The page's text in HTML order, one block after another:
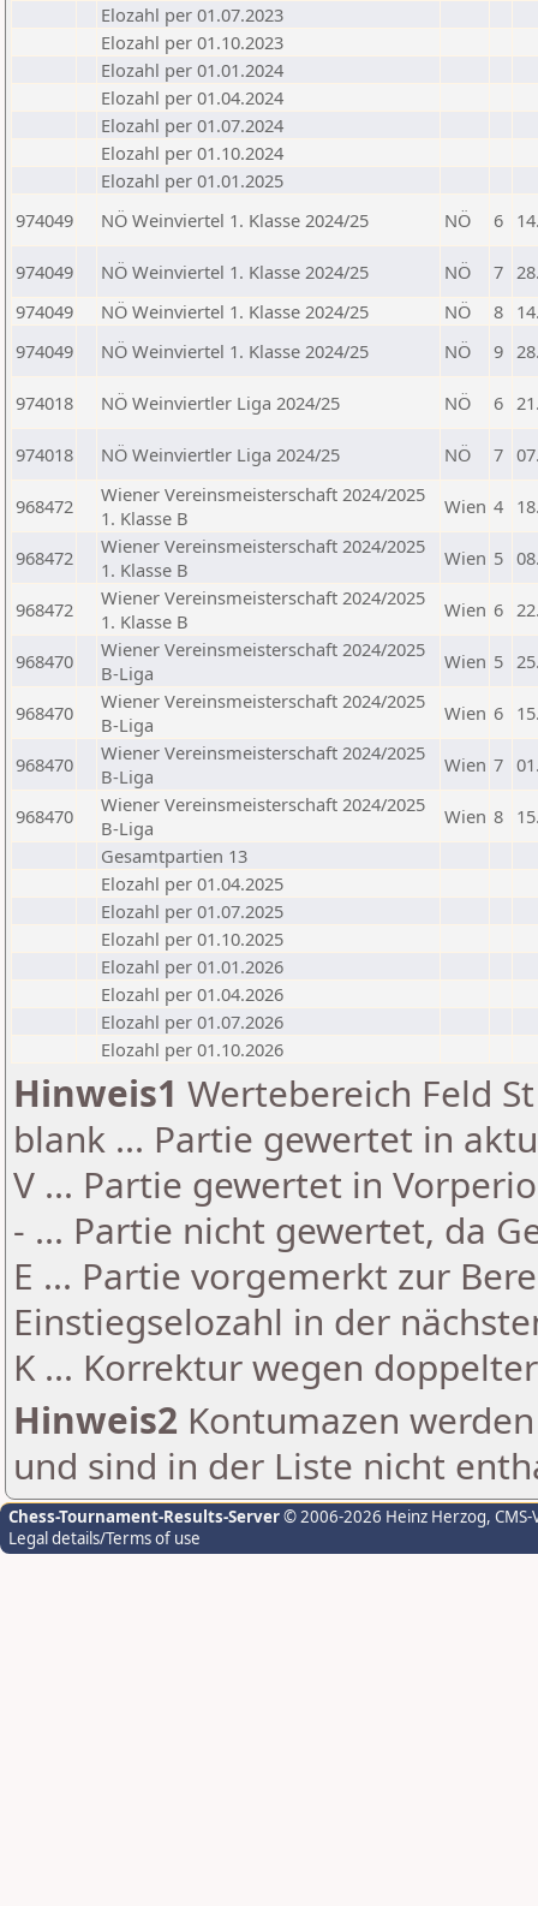
Elozahl per 01.07.2023
Elozahl per 01.10.2023
Elozahl per 01.01.2024
Elozahl per 01.04.2024
Elozahl per 01.07.2024
Elozahl per 01.10.2024
Elozahl per 01.01.2025
974049
NÖ Weinviertel 1. Klasse 2024/25 NÖ 6
974049 NÖ Weinviertel 1. Klasse 2024/25 NÖ 7
974049
NÖ Weinviertel 1. Klasse 2024/25 NÖ 8
974049
NÖ Weinviertel 1. Klasse 2024/25 NÖ 9
974018 NÖ Weinviertler Liga 2024/25 NÖ 6
974018 NÖ Weinviertler Liga 2024/25 NÖ 7
968472
Wiener Vereinsmeisterschaft 2024/2025
1. Klasse B
Wien 4
968472
Wiener Vereinsmeisterschaft 2024/2025
1. Klasse B
Wien 5
968472
Wiener Vereinsmeisterschaft 2024/2025
1. Klasse B
Wien 6
968470
Wiener Vereinsmeisterschaft 2024/2025
B-Liga
Wien 5
968470
Wiener Vereinsmeisterschaft 2024/2025
B-Liga
Wien 6
968470
Wiener Vereinsmeisterschaft 2024/2025
B-Liga
Wien 7
968470
Wiener Vereinsmeisterschaft 2024/2025
B-Liga
Wien 8
Gesamtpartien 13
Elozahl per 01.04.2025
Elozahl per 01.07.2025
Elozahl per 01.10.2025
Elozahl per 01.01.2026
Elozahl per 01.04.2026
Elozahl per 01.07.2026
Elozahl per 01.10.2026
Hinweis1 Wertebereich Feld
blank ... Partie gewertet in
V ... Partie gewertet in
- ... Partie nicht gewertet, da
E ... Partie vorgemerkt zur
Einstiegselozahl in der
K ... Korrektur wegen
Hinweis2 Kontumazen
und sind in der Liste nicht
Chess-Tournament-Results-Server© 2006-2026 Heinz Herzog,
Legal details/Terms of use